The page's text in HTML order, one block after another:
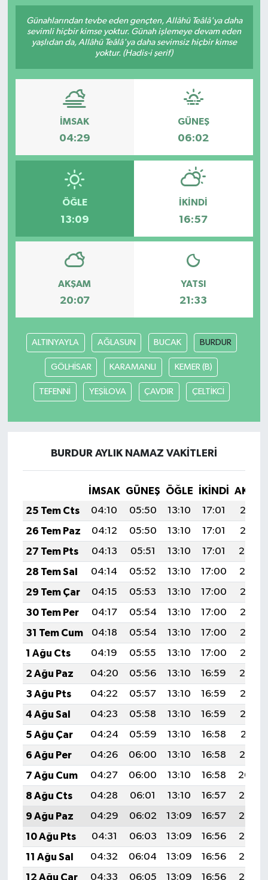
Günahlarından tevbe eden gençten, Allâhü Teâlâ'ya daha
sevimli hiçbir kimse yoktur. Günah işlemeye devam eden
yaşlıdan da, Allâhü Teâlâ'ya daha sevimsiz hiçbir kimse
yoktur. (Hadis-i şerif)
İMSAK
04:29
GÜNEŞ
06:02
ÖĞLE
13:09
İKINDI
16:57
AKŞAM
20:07
YATSI
21:33
ALTINYAYLA AĞLASUN BUCAK BURDUR
GÖLHİSAR KARAMANLI KEMER (B)
TEFENNİ YEŞİLOVA ÇAVDIR ÇELTİKCİ
BURDUR AYLIK NAMAZ VAKITLERI
İMSAK GÜNEŞ ÖĞLE İKINDI
25 Tem Cts
04:10 05:50 13:10 17:01
20:21
26 Tem Paz
04:12 05:50 13:10 17:01
20:21
27 Tem Pts
04:13 05:51 13:10 17:01
20:20
28 Tem Sal
04:14 05:52 13:10 17:00
20:19
29 Tem Çar
04:15 05:53 13:10 17:00
20:18
30 Tem Per
04:17 05:54 13:10 17:00
20:17
31 Tem Cum
04:18 05:54 13:10 17:00
20:16
1 Ağu Cts
04:19 05:55 13:10 17:00
20:15
2 Ağu Paz
04:20 05:56 13:10 16:59
20:14
3 Ağu Pts
04:22 05:57 13:10 16:59
20:13
4 Ağu Sal
04:23 05:58 13:10 16:59
20:12
5 Ağu Çar
04:24 05:59 13:10 16:58
20:11
6 Ağu Per
04:26 06:00 13:10 16:58
20:10
7 Ağu Cum
04:27 06:00 13:10 16:58
20:09
8 Ağu Cts
04:28 06:01 13:10 16:57
20:08
9 Ağu Paz
04:29 06:02 13:09 16:57
20:07
10 Ağu Pts
04:31 06:03 13:09 16:56
20:06
11 Ağu Sal
04:32 06:04 13:09 16:56
20:05
12 Ağu Çar
04:33 06:05 13:09 16:56
20:03